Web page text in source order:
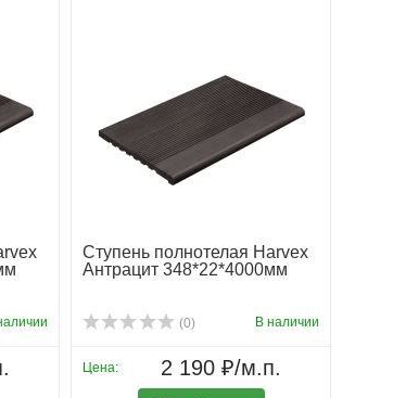
Ступень полнотелая Harvex
Антрацит 348*22*4000мм
(0) В наличии
Цена: 2 190 ₽/м.п.